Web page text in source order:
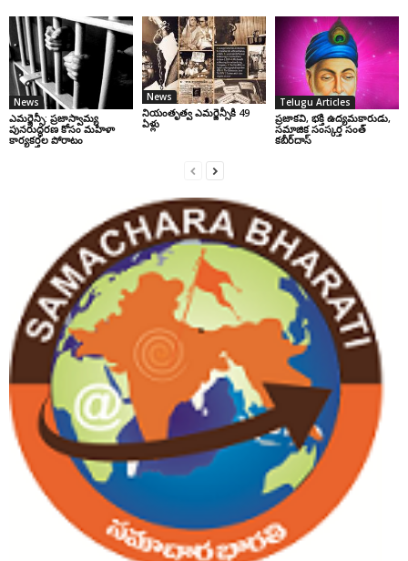
News
ఎమర్జెన్సీ: ప్రజాస్వామ్య
పునరుద్ధరణ కోసం మహిళా
కార్యకర్తల పోరాటం
News
నియంతృత్వ ఎమర్జెన్సీకి 49
ఏళ్లు
Telugu Articles
ప్రజాకవి, భక్తి ఉద్యమకారుడు,
సమాజిక సంస్కర్త సంత్‌
కబీర్‌దాస్‌